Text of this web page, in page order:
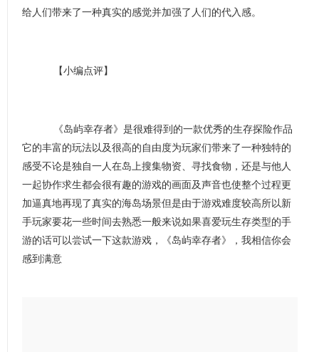
给人们带来了一种真实的感觉并加强了人们的代入感。
【小编点评】
《岛屿幸存者》是很难得到的一款优秀的生存探险作品
它的丰富的玩法以及很高的自由度为玩家们带来了一种独特的
感受不论是独自一人在岛上搜集物资、寻找食物，还是与他人
一起协作求生都会很有趣的游戏的画面及声音也使整个过程更
加逼真地再现了真实的海岛场景但是由于游戏难度较高所以新
手玩家要花一些时间去熟悉一般来说如果喜爱玩生存类型的手
游的话可以尝试一下这款游戏，《岛屿幸存者》，我相信你会
感到满意